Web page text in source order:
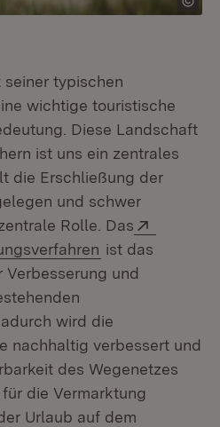
seiner typischen
wichtige touristische
Diese Landschaft
ist uns ein zentrales
die Erschließung der
und schwer
Rolle. Das
(Öffnet in
ist das
und
wird die
nachhaltig verbessert und
des Wegenetzes
die Vermarktung
Urlaub auf dem